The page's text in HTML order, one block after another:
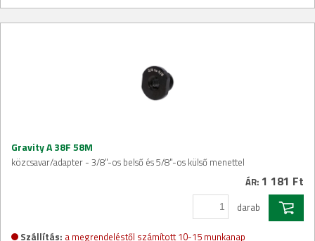
Gravity A 38F 58M
közcsavar/adapter - 3/8"-os belső és 5/8"-os külső menettel
ÁR: 1 181 Ft
darab
Szállítás: a megrendeléstől számított 10-15 munkanap